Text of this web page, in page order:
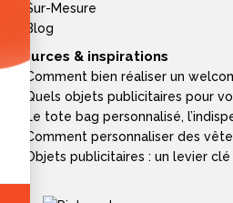
Sur-Mesure
Blog
& inspirations
Comment bien réaliser un
Quels objets publicitaires pour
Le tote bag personnalisé,
Comment personnaliser des
Objets publicitaires : un levier